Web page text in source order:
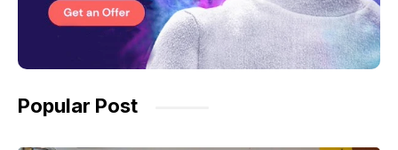
Popular Post